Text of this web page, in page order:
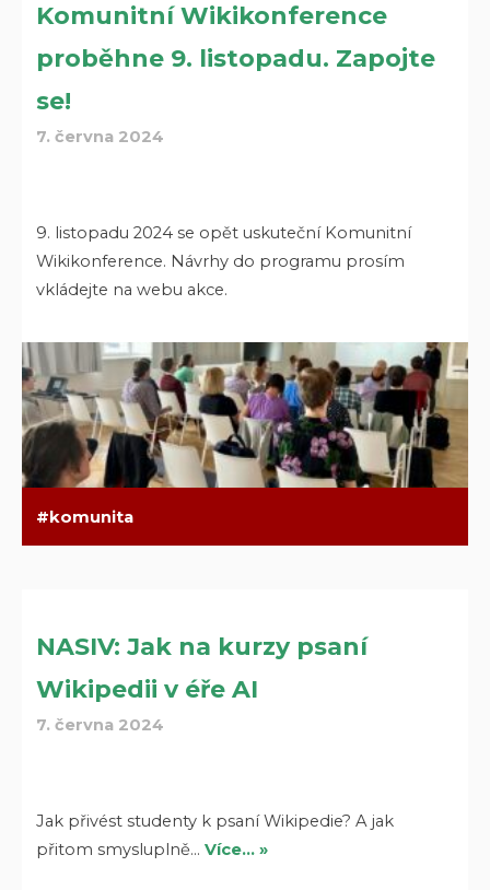
Komunitní Wikikonference
proběhne 9. listopadu. Zapojte
se!
7. června 2024
9. listopadu 2024 se opět uskuteční Komunitní
Wikikonference. Návrhy do programu prosím
vkládejte na webu akce.
komunita
NASIV: Jak na kurzy psaní
Wikipedii v éře AI
7. června 2024
Jak přivést studenty k psaní Wikipedie? A jak
přitom smysluplně…Více… »